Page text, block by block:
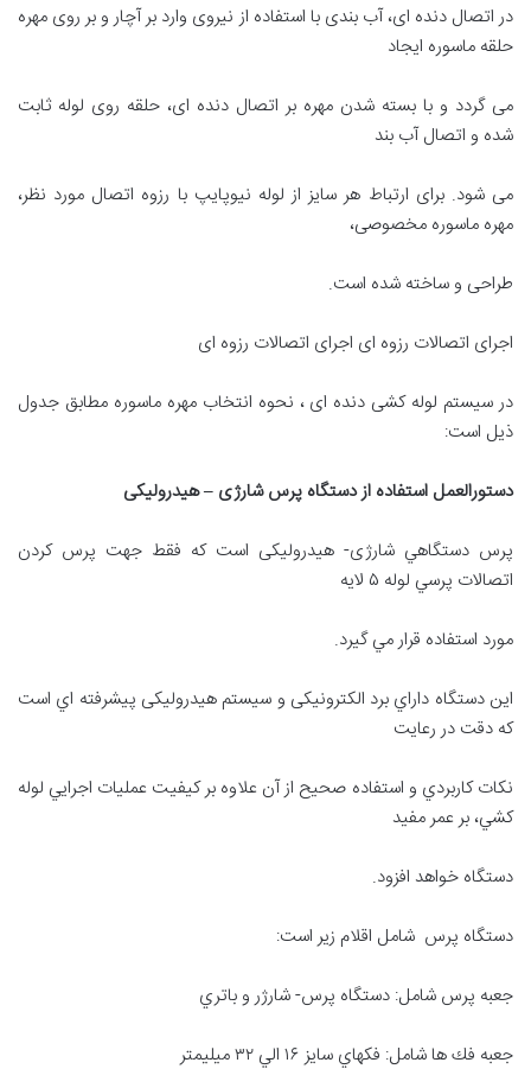
در اتصال دنده ای، آب بندی با استفاده از نیروی وارد بر آچار و بر روی مهره
حلقه ماسوره ایجاد
می گردد و با بسته شدن مهره بر اتصال دنده ای، حلقه روی لوله ثابت
شده و اتصال آب بند
می شود. برای ارتباط هر سایز از لوله نیوپایپ با رزوه اتصال مورد نظر،
مهره ماسوره مخصوصی،
طراحی و ساخته شده است.
اجرای اتصالات رزوه ای اجرای اتصالات رزوه ای
در سیستم لوله کشی دنده ای ، نحوه انتخاب مهره ماسوره مطابق جدول
ذیل است:
دستورالعمل استفاده از دستگاه پرس شارژی – هيدروليكی
پرس دستگاهي شارژی- هيدرولیكی است كه فقط جهت پرس كردن
اتصالات پرسي لوله ۵ لایه
مورد استفاده قرار مي گيرد.
اين دستگاه داراي برد الكترونیكی و سيستم هيدرولیكی پيشرفته اي است
كه دقت در رعايت
نكات كاربردي و استفاده صحيح از آن علاوه بر كیفيت عمليات اجرايي لوله
كشي، بر عمر مفيد
دستگاه خواهد افزود.
دستگاه پرس شامل اقلام زیر است:
جعبه پرس شامل: دستگاه پرس- شارژر و باتري
جعبه فك ها شامل: فكهاي سايز ۱۶ الي ۳۲ ميليمتر